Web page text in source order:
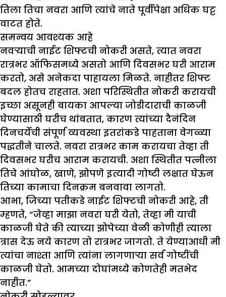
तिला तिचा नवरा आणि त्यांचे नाते पूर्वीपेक्षा अधिक घट्ट
वाटत होते.
समन्वय आवश्यक आहे
नवर्‍याची नाईट शिफ्टची नोकरी असते, त्यात नवरा
रात्रभर ऑफिसमध्ये असतो आणि दिवसभर घरी आराम
करतो, असे अनेकदा पाहायला मिळते. नाहीतर शिफ्ट
बदल होतच राहतात. अशा परिस्थितीत नोकरी करायची
इच्छा असूनही बायका आपल्या जोडीदाराची काळजी
घेण्यासाठी घरीच थांबतात, कारण त्यांच्या दैनंदिन
दिनचर्येची संपूर्ण व्यवस्था इतरांकडे पाहताना वेगळ्या
पद्धतीने चालते. नवरा रात्रभर काम करायचा तेव्हा ती
दिवसभर घरीच आराम करायची. अशा स्थितीत पत्नीला
तिचे आंघोळ, खाणे, झोपणे इत्यादी गोष्टी लक्षात घेऊन
तिच्या कामाचा दिनक्रम बनवावा लागतो.
आभा, जिच्या पतीकडे नाईट शिफ्टची नोकरी आहे, ती
म्हणते, “जेव्हा माझा नवरा घरी येतो, तेव्हा मी याची
काळजी घेते की त्याच्या झोपेच्या वेळी कोणीही त्याला
त्रास देऊ नये कारण तो रात्रभर जागतो. ते येण्याआधी मी
त्यांचा नाश्ता आणि त्यांना लागणाऱ्या सर्व गोष्टींची
काळजी घेतो. आमच्या दोघांमध्ये कोणतेही मतभेद
नाहीत.”